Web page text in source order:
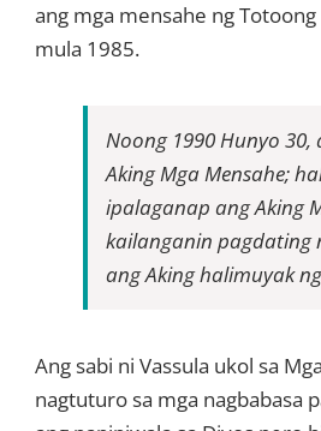
ang mga mensahe ng
mula 1985.
Noong 1990 Hunyo
Aking Mga Mensahe;
ipalaganap ang Aking
kailanganin pagdating
ang Aking halimuyak
Ang sabi ni Vassula ukol sa
nagtuturo sa mga nagbabasa